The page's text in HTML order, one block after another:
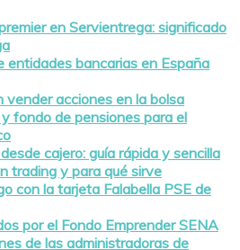
en Servientrega: significado
entidades bancarias en España
vender acciones en la bolsa
fondo de pensiones para el
cajero: guía rápida y sencilla
trading y para qué sirve
con la tarjeta Falabella PSE de
por el Fondo Emprender SENA
de las administradoras de